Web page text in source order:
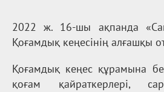
2022 ж. 16-шы ақпанда
Қоғамдық кеңесінің алғашқы
Қоғамдық кеңес құрамына
қоғам қайраткерлері,